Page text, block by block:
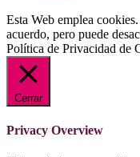
Esta Web emplea
acuerdo, pero puede
Política de Privacidad de
Cerrar
Privacy Overview